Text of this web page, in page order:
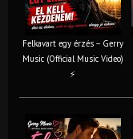
Felkavart egy érzés – Gerry
Music (Official Music Video)
⚡